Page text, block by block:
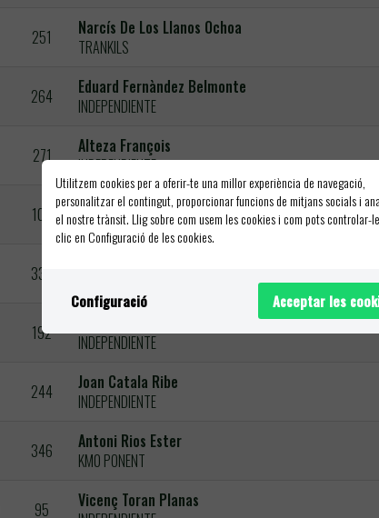
251
Narcís De Los Llanos Ochoa
TRANKILS
264
Eduard Fernàndez Belmonte
INDEPENDIENTE
271
Alteza François
INDEPENDIENTE
102
Xavier Avellana Revuelta
GIRUNNERES
332
192
INDEPENDIENTE
244
Joan Catala Ribe
INDEPENDIENTE
346
Antoni Rios Ester
KM0 PONENT
95
Vicenç Toran Planas
Utilitzem cookies per a oferir-te una millor experiència de navegació,
personalitzar el contingut, proporcionar funcions de mitjans socials i
el nostre trànsit. Llig sobre com usem les cookies i com pots controlar-
clic en Configuració de les cookies.
Configuració Acceptar les